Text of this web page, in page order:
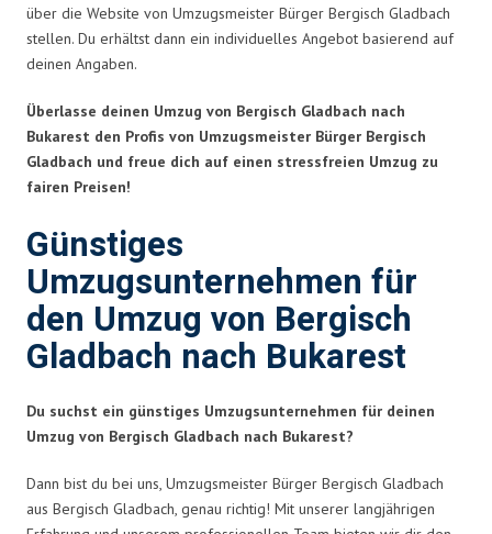
über die Website von Umzugsmeister Bürger Bergisch Gladbach
stellen. Du erhältst dann ein individuelles Angebot basierend auf
deinen Angaben.
Überlasse deinen Umzug von Bergisch Gladbach nach
Bukarest den Profis von Umzugsmeister Bürger Bergisch
Gladbach und freue dich auf einen stressfreien Umzug zu
fairen Preisen!
Günstiges
Umzugsunternehmen für
den Umzug von Bergisch
Gladbach nach Bukarest
Du suchst ein günstiges Umzugsunternehmen für deinen
Umzug von Bergisch Gladbach nach Bukarest?
Dann bist du bei uns, Umzugsmeister Bürger Bergisch Gladbach
aus Bergisch Gladbach, genau richtig! Mit unserer langjährigen